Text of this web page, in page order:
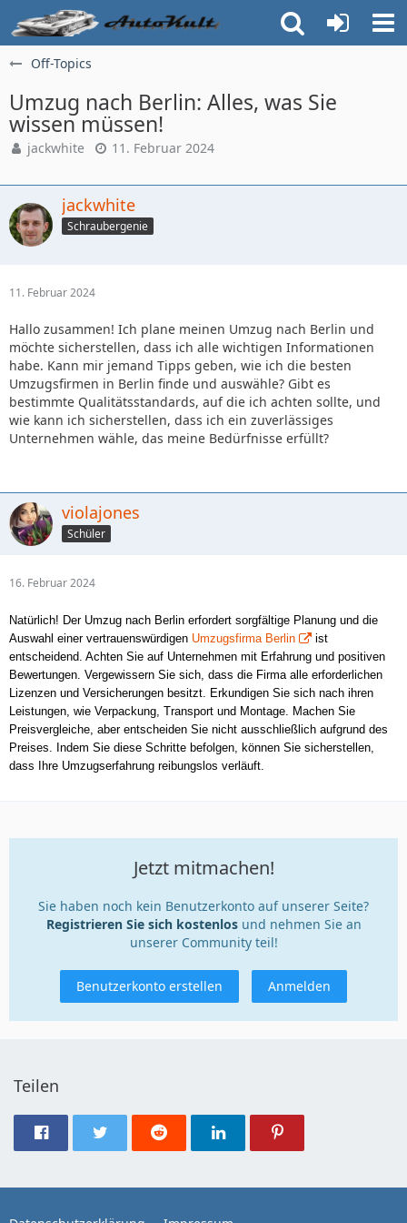
Off-Topics
Umzug nach Berlin: Alles, was Sie
wissen müssen!
jackwhite 11. Februar 2024
jackwhite
Schraubergenie
11. Februar 2024
Hallo zusammen! Ich plane meinen Umzug nach Berlin und
möchte sicherstellen, dass ich alle wichtigen Informationen
habe. Kann mir jemand Tipps geben, wie ich die besten
Umzugsfirmen in Berlin finde und auswähle? Gibt es
bestimmte Qualitätsstandards, auf die ich achten sollte, und
wie kann ich sicherstellen, dass ich ein zuverlässiges
Unternehmen wähle, das meine Bedürfnisse erfüllt?
violajones
Schüler
16. Februar 2024
Natürlich! Der Umzug nach Berlin erfordert sorgfältige Planung und die
Auswahl einer vertrauenswürdigen Umzugsfirma Berlin
ist
entscheidend. Achten Sie auf Unternehmen mit Erfahrung und positiven
Bewertungen. Vergewissern Sie sich, dass die Firma alle erforderlichen
Lizenzen und Versicherungen besitzt. Erkundigen Sie sich nach ihren
Leistungen, wie Verpackung, Transport und Montage. Machen Sie
Preisvergleiche, aber entscheiden Sie nicht ausschließlich aufgrund des
Preises. Indem Sie diese Schritte befolgen, können Sie sicherstellen,
dass Ihre Umzugserfahrung reibungslos verläuft.
Jetzt mitmachen!
Sie haben noch kein Benutzerkonto auf unserer Seite?
Registrieren Sie sich kostenlosund nehmen Sie an
unserer Community teil!
Benutzerkonto erstellen Anmelden
Teilen